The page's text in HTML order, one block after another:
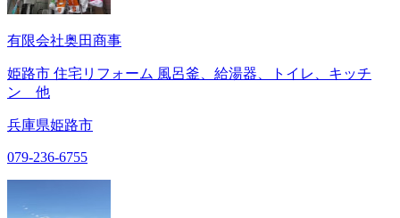
有限会社奥田商事
姫路市 住宅リフォーム 風呂釜、給湯器、トイレ、キッチ
ン 他
兵庫県姫路市
079-236-6755